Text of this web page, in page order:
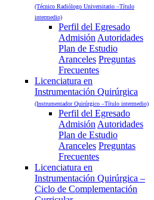
(Técnico Radiólogo Universitario –Título
intermedio)
Perfil del Egresado
Admisión Autoridades
Plan de Estudio
Aranceles Preguntas
Frecuentes
Licenciatura en
Instrumentación Quirúrgica
(Instrumentador Quirúrgico –Título intermedio)
Perfil del Egresado
Admisión Autoridades
Plan de Estudio
Aranceles Preguntas
Frecuentes
Licenciatura en
Instrumentación Quirúrgica –
Ciclo de Complementación